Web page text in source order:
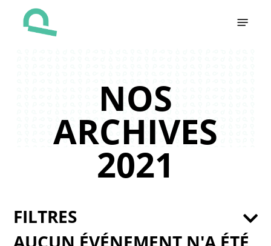
NOS
ARCHIVES
2021
FILTRES